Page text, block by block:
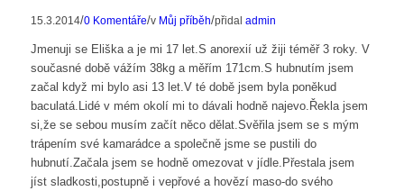
15.3.2014/0 Komentáře/v Můj příběh/přidal admin
Jmenuji se Eliška a je mi 17 let.S anorexií už žiji téměř 3 roky. V
současné době vážím 38kg a měřím 171cm.S hubnutím jsem
začal když mi bylo asi 13 let.V té době jsem byla poněkud
baculatá.Lidé v mém okolí mi to dávali hodně najevo.Řekla jsem
si,že se sebou musím začít něco dělat.Svěřila jsem se s mým
trápením své kamarádce a společně jsme se pustili do
hubnutí.Začala jsem se hodně omezovat v jídle.Přestala jsem
jíst sladkosti,postupně i vepřové a hovězí maso-do svého